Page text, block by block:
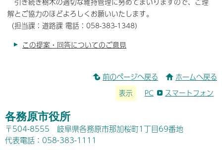
解とご協力のほどよろしくお願いいたします。
（担当課：道路課 電話：058-383-1348）
この提案・回答についてのご意見
前のページへ戻る ホームへ戻る
表示 PC スマートフォン
各務原市役所
〒504-8555 岐阜県各務原市那加桜町1丁目69番地
代表電話：058-383-1111